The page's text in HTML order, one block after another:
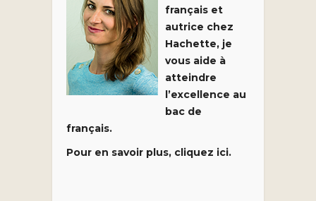
français et
autrice chez
Hachette, je
vous aide à
atteindre
l’excellence au
bac de
français.
Pour en savoir plus, cliquez ici.